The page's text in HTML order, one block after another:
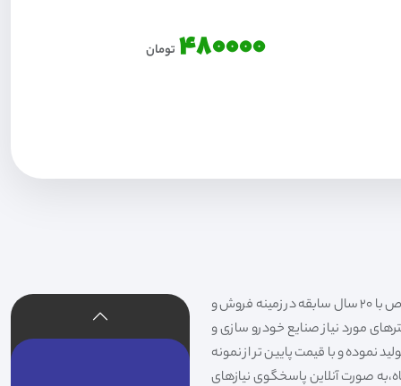
480000 تومان
فیلتر شکری تهیه و توزیع کننده انواع فیلتر خودروهای سواری،سنگین،راهسازی و دستگاه های صنعتی و فیلتر های خاص با 20 سال سابقه در زمینه فروش و
مورد نیاز صنایع خودرو سازی و
نموده و با قیمت پایین تر از نمونه
صورت آنلاین پاسخگوی نیازهای